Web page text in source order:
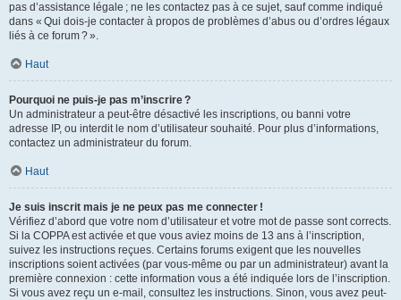
pas d’assistance légale ; ne les contactez pas à ce sujet, sauf comme indiqué
dans « Qui dois-je contacter à propos de problèmes d’abus ou d’ordres légaux
liés à ce forum ? ».
Haut
Pourquoi ne puis-je pas m’inscrire ?
Un administrateur a peut-être désactivé les inscriptions, ou banni votre
adresse IP, ou interdit le nom d’utilisateur souhaité. Pour plus d’informations,
contactez un administrateur du forum.
Haut
Je suis inscrit mais je ne peux pas me connecter !
Vérifiez d’abord que votre nom d’utilisateur et votre mot de passe sont corrects.
Si la COPPA est activée et que vous aviez moins de 13 ans à l’inscription,
suivez les instructions reçues. Certains forums exigent que les nouvelles
inscriptions soient activées (par vous-même ou par un administrateur) avant la
première connexion : cette information vous a été indiquée lors de l’inscription.
Si vous avez reçu un e-mail, consultez les instructions. Sinon, vous avez peut-